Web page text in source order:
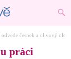
česnek a olivový olej
práci